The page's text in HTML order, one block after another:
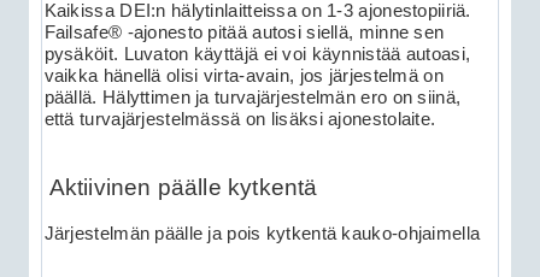
Kaikissa DEI:n hälytinlaitteissa on 1-3 ajonestopiiriä.
Failsafe® -ajonesto pitää autosi siellä, minne sen
pysäköit. Luvaton käyttäjä ei voi käynnistää autoasi,
vaikka hänellä olisi virta-avain, jos järjestelmä on
päällä. Hälyttimen ja turvajärjestelmän ero on siinä,
että turvajärjestelmässä on lisäksi ajonestolaite.
Aktiivinen päälle kytkentä
Järjestelmän päälle ja pois kytkentä kauko-ohjaimella